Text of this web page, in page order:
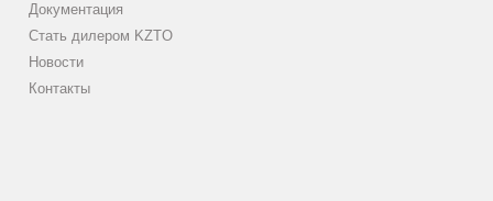
Документация
Стать дилером KZTO
Новости
Контакты